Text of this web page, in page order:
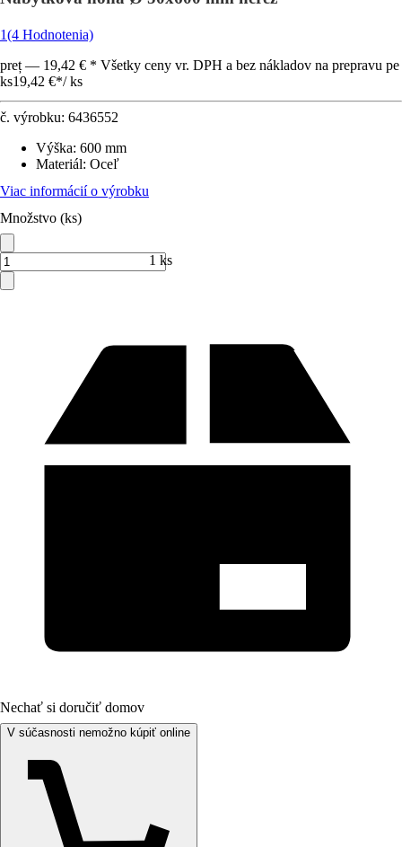
1(4 Hodnotenia)
preț — 19,42 € * Všetky ceny vr. DPH a bez nákladov na prepravu pe
ks19,42 €*/ ks
č. výrobku: 6436552
Výška: 600 mm
Materiál: Oceľ
Viac informácií o výrobku
Množstvo (ks)
1 ks
Nechať si doručiť domov
V súčasnosti nemožno kúpiť online